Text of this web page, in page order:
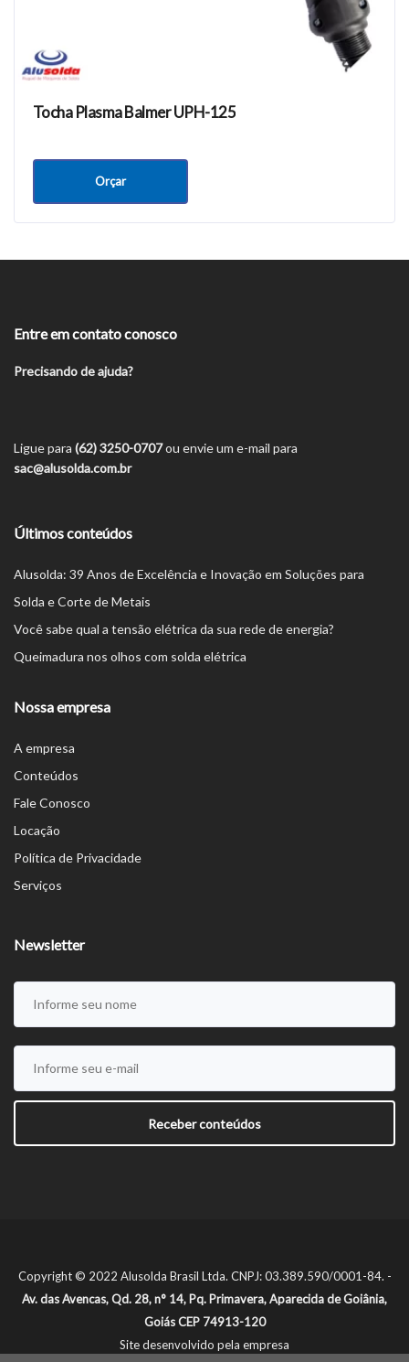
Tocha Plasma Balmer UPH-125
Orçar
Entre em contato conosco
Precisando de ajuda?
Ligue para (62) 3250-0707ou envie um e-mail para
sac@alusolda.com.br
Últimos conteúdos
Alusolda: 39 Anos de Excelência e Inovação em Soluções para
Solda e Corte de Metais
Você sabe qual a tensão elétrica da sua rede de energia?
Queimadura nos olhos com solda elétrica
Nossa empresa
A empresa
Conteúdos
Fale Conosco
Locação
Política de Privacidade
Serviços
Newsletter
Copyright © 2022 Alusolda Brasil Ltda. CNPJ: 03.389.590/0001-84. -
Av. das Avencas, Qd. 28, n° 14, Pq. Primavera, Aparecida de Goiânia,
Goiás CEP 74913-120
Site desenvolvido pela empresa